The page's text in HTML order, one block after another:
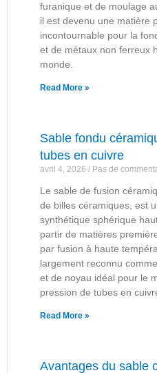
furanique et de moulage
il est devenu une matière
incontournable pour la
et de métaux non ferreux
monde.
Read More »
Sable fondu
tubes en cuivre
avril 4, 2026 Pas de
Le sable de fusion
de billes céramiques, est
synthétique sphérique
partir de matières
par fusion à haute
largement reconnu
et de noyau idéal pour le
pression de tubes en
Read More »
Avantages du sable